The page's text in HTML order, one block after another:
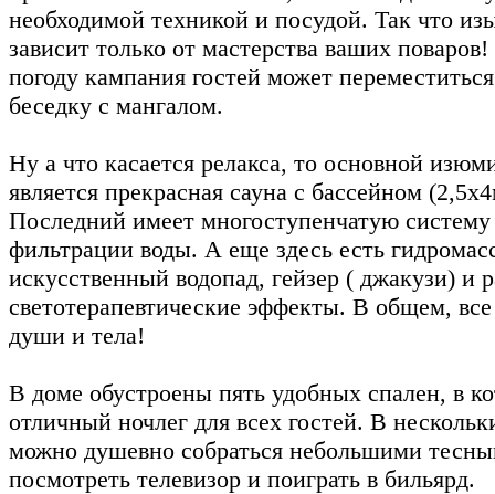
необходимой техникой и посудой. Так что
зависит только от мастерства ваших
погоду кампания гостей может
беседку с мангалом.
Ну а что касается релакса, то основной
является прекрасная сауна с бассейном
Последний имеет многоступенчатую
фильтрации воды. А еще здесь есть
искусственный водопад, гейзер ( джакузи) и
светотерапевтические эффекты. В общем,
души и тела!
В доме обустроены пять удобных спален, в
отличный ночлег для всех гостей. В
можно душевно собраться небольшими
посмотреть телевизор и поиграть в бильярд.